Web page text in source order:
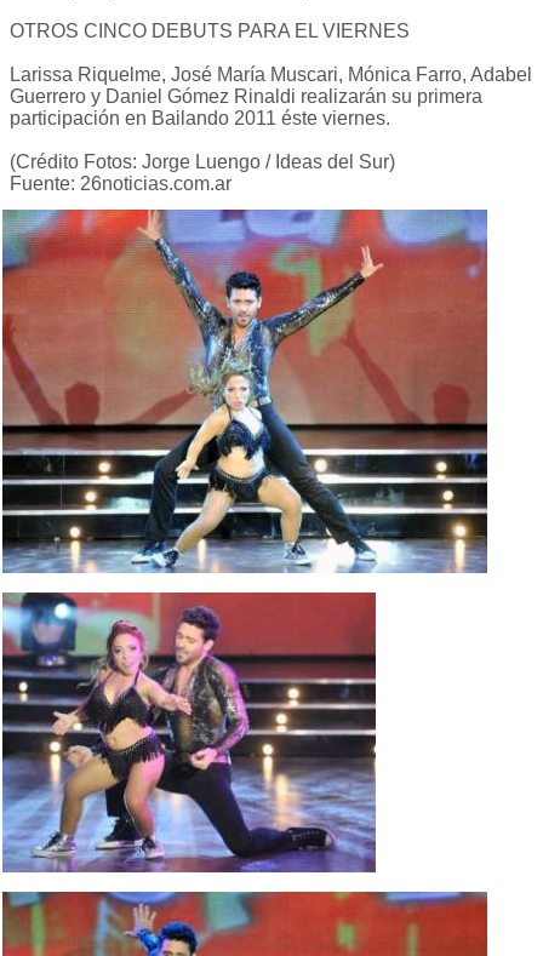
OTROS CINCO DEBUTS PARA EL VIERNES
Larissa Riquelme, José María Muscari, Mónica Farro, Adabel
Guerrero y Daniel Gómez Rinaldi realizarán su primera
participación en Bailando 2011 éste viernes.
(Crédito Fotos: Jorge Luengo / Ideas del Sur)
Fuente: 26noticias.com.ar